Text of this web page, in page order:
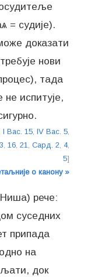
= судије).
доказати
нови
тада
испитује,
I Вас. 15, IV Вас. 5,
, 16, 21, Сард. 2, 4,
5]
о канону »
Ниша) рече:
суседних
припада
на
док